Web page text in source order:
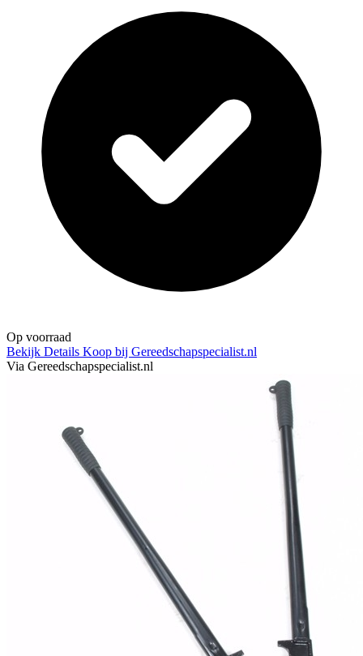
Op voorraad
Bekijk Details Koop bij Gereedschapspecialist.nl
Via Gereedschapspecialist.nl